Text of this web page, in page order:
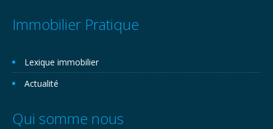
Immobilier Pratique
Lexique immobilier
Actualité
Qui somme nous